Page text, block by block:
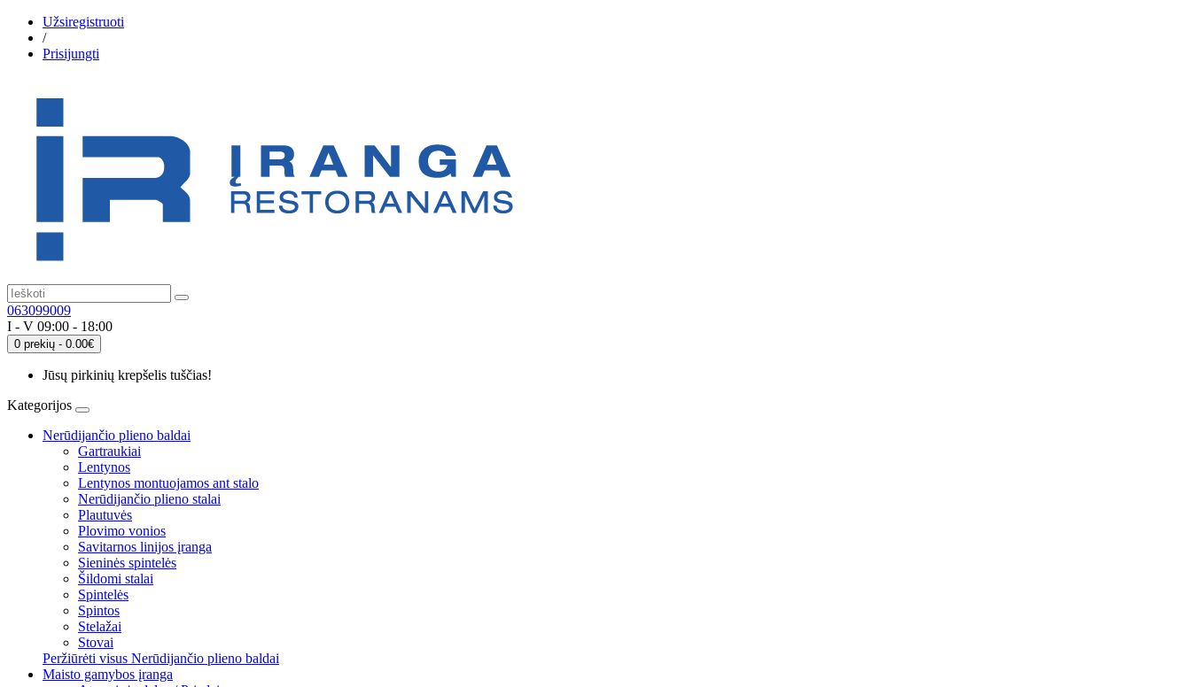
Užsiregistruoti
/
Prisijungti
063099009
I - V 09:00 - 18:00
0 prekių - 0.00€
Jūsų pirkinių krepšelis tuščias!
Kategorijos
Nerūdijančio plieno baldai
Gartraukiai
Lentynos
Lentynos montuojamos ant stalo
Nerūdijančio plieno stalai
Plautuvės
Plovimo vonios
Savitarnos linijos įranga
Sieninės spintelės
Šildomi stalai
Spintelės
Spintos
Stelažai
Stovai
Peržiūrėti visus Nerūdijančio plieno baldai
Maisto gamybos įranga